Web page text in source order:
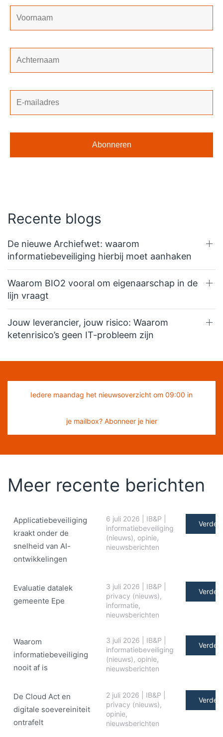
Recente blogs
De nieuwe Archiefwet: waarom
informatiebeveiliging hierbij moet aanhaken
Waarom BIO2 vooral om eigenaarschap in de
lijn vraagt
Jouw leverancier, jouw risico: Waarom
ketenrisico’s geen IT-probleem zijn
Iedere maandag het nieuwsoverzicht om 09:00 in
je mailbox? Abonneer je hier
Meer recente berichten
Applicatiebeveiliging
kraakt onder de
snelheid van AI-
ontwikkelingen
6 juli 2026 IB&P
informatiebeveiliging
(nieuws), opinie,
nieuwsberichten
Verder
Evaluatie datalek
gemeente Epe
3 juli 2026 IB&P
privacy (nieuws),
informatie,
nieuwsberichten
Verder
Waarom
informatiebeveiliging
nooit af is
3 juli 2026 IB&P
informatiebeveiliging
(nieuws), opinie,
nieuwsberichten
Verder
De Cloud Act en
digitale soe­ve­rei­ni­teit
ontrafelt
2 juli 2026 IB&P
privacy (nieuws),
opinie,
nieuwsberichten
Verder